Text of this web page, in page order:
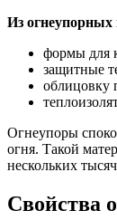
Из огнеупорных
формы для
защитные
облицовку
Огнеупоры
огня. Такой
нескольких
Свойства